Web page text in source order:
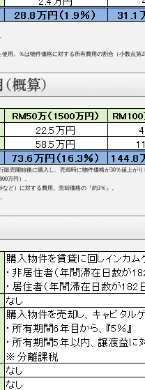
用。％は物件価格に対する所有費用の割合（小数点第2
売開始後に購入し、売却時に物件価格が30％値上がり
万円）。
ど）に対する費用。売却価格の『約3％』。